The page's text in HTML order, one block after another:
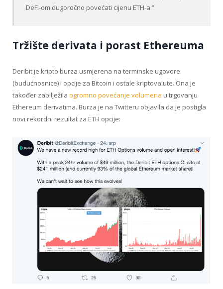
DeFi-om dugoročno povećati cijenu ETH-a.”
Tržište derivata i porast Ethereuma
Deribit je kripto burza usmjerena na terminske ugovore
(budućnosnice) i opcije za Bitcoin i ostale kriptovalute. Ona je
također zabilježila ogromno povećanje volumena u trgovanju
Ethereum derivatima. Burza je na Twitteru objavila da je postigla
novi rekordni rezultat za ETH opcije: